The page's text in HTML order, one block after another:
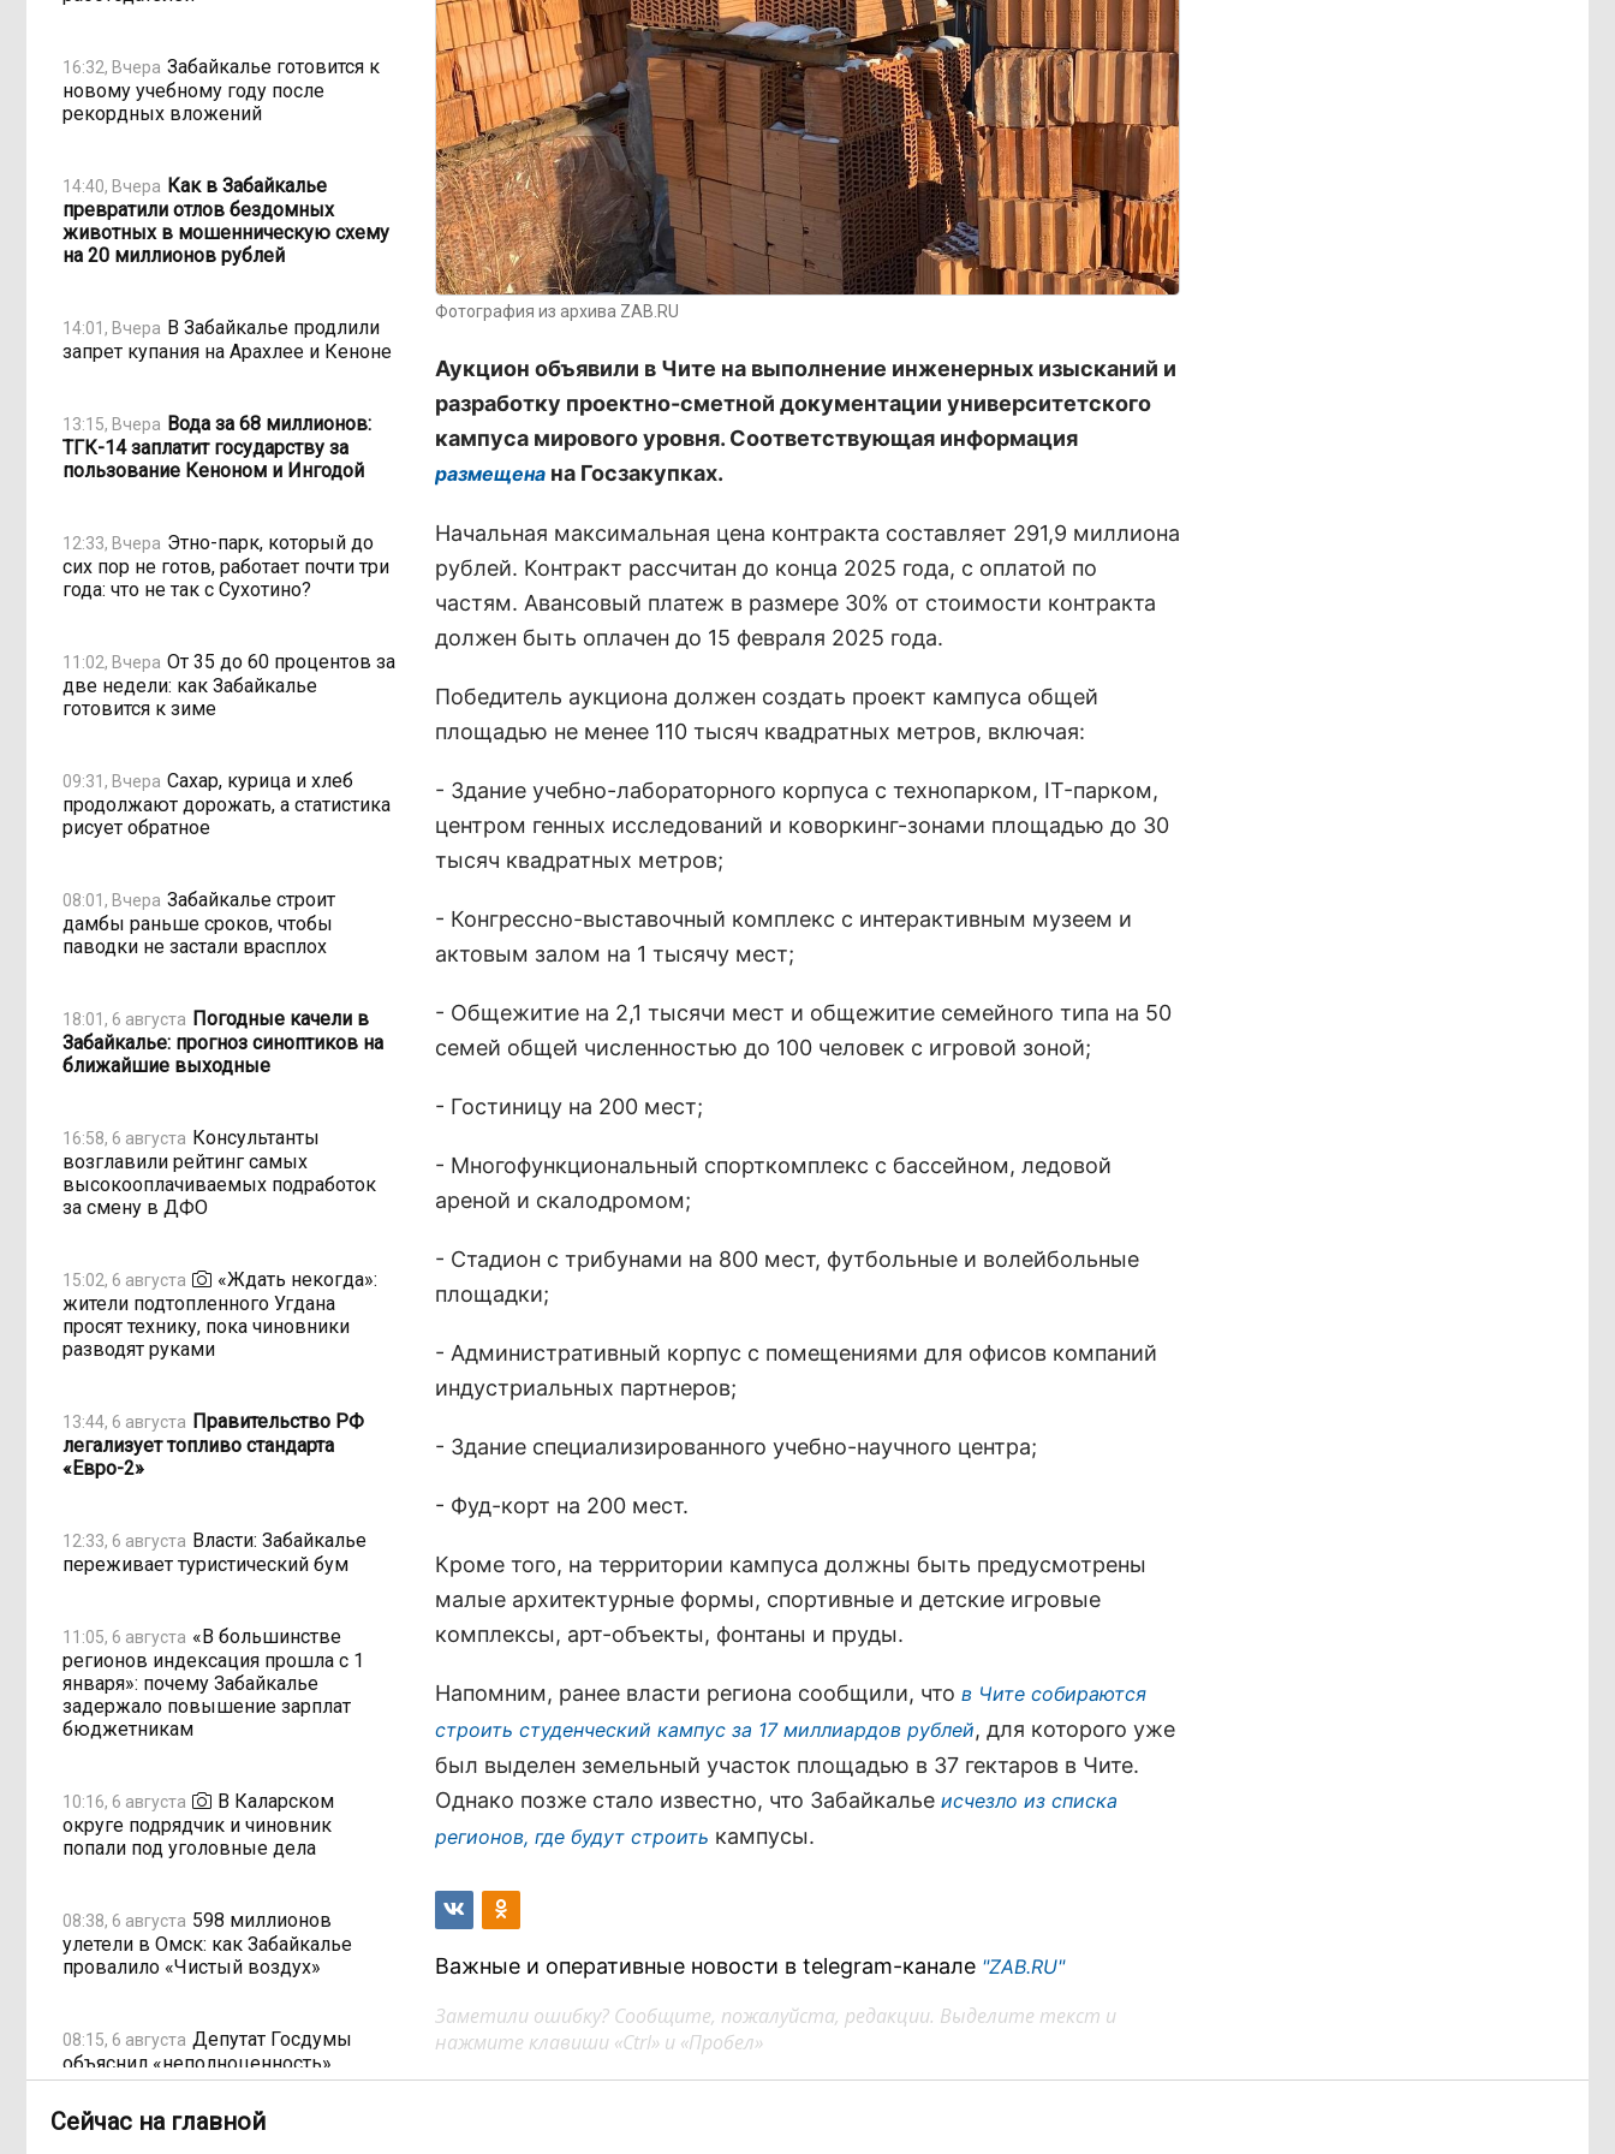
16:32, Вчера Забайкалье готовится к
новому учебному году после
рекордных вложений
14:40, Вчера Как в Забайкалье
превратили отлов бездомных
животных в мошенническую схему
на 20 миллионов рублей
14:01, Вчера В Забайкалье продлили
запрет купания на Арахлее и Кеноне
13:15, Вчера Вода за 68 миллионов:
ТГК-14 заплатит государству за
пользование Кеноном и Ингодой
12:33, Вчера Этно-парк, который до
сих пор не готов, работает почти три
года: что не так с Сухотино?
11:02, Вчера От 35 до 60 процентов за
две недели: как Забайкалье
готовится к зиме
09:31, Вчера Сахар, курица и хлеб
продолжают дорожать, а статистика
рисует обратное
08:01, Вчера Забайкалье строит
дамбы раньше сроков, чтобы
паводки не застали врасплох
18:01, 6 августа Погодные качели в
Забайкалье: прогноз синоптиков на
ближайшие выходные
16:58, 6 августа Консультанты
возглавили рейтинг самых
высокооплачиваемых подработок
за смену в ДФО
15:02, 6 августа
«Ждать некогда»:
жители подтопленного Угдана
просят технику, пока чиновники
разводят руками
13:44, 6 августа Правительство РФ
легализует топливо стандарта
«Евро-2»
12:33, 6 августа Власти: Забайкалье
переживает туристический бум
11:05, 6 августа «В большинстве
регионов индексация прошла с 1
января»: почему Забайкалье
задержало повышение зарплат
бюджетникам
10:16, 6 августа
В Каларском
округе подрядчик и чиновник
попали под уголовные дела
08:38, 6 августа 598 миллионов
улетели в Омск: как Забайкалье
провалило «Чистый воздух»
08:15, 6 августа Депутат Госдумы
объяснил «неполноценность»
женщин библейским сюжетом
Фотография из архива ZAB.RU
Аукцион объявили в Чите на выполнение инженерных изысканий и
разработку проектно-сметной документации университетского
кампуса мирового уровня. Соответствующая информация
размещена на Госзакупках.
Начальная максимальная цена контракта составляет 291,9 миллиона
рублей. Контракт рассчитан до конца 2025 года, с оплатой по
частям. Авансовый платеж в размере 30% от стоимости контракта
должен быть оплачен до 15 февраля 2025 года.
Победитель аукциона должен создать проект кампуса общей
площадью не менее 110 тысяч квадратных метров, включая:
- Здание учебно-лабораторного корпуса с технопарком, IT-парком,
центром генных исследований и коворкинг-зонами площадью до 30
тысяч квадратных метров;
- Конгрессно-выставочный комплекс с интерактивным музеем и
актовым залом на 1 тысячу мест;
- Общежитие на 2,1 тысячи мест и общежитие семейного типа на 50
семей общей численностью до 100 человек с игровой зоной;
- Гостиницу на 200 мест;
- Многофункциональный спорткомплекс с бассейном, ледовой
ареной и скалодромом;
- Стадион с трибунами на 800 мест, футбольные и волейбольные
площадки;
- Административный корпус с помещениями для офисов компаний
индустриальных партнеров;
- Здание специализированного учебно-научного центра;
- Фуд-корт на 200 мест.
Кроме того, на территории кампуса должны быть предусмотрены
малые архитектурные формы, спортивные и детские игровые
комплексы, арт-объекты, фонтаны и пруды.
Напомним, ранее власти региона сообщили, что в Чите собираются
строить студенческий кампус за 17 миллиардов рублей, для которого уже
был выделен земельный участок площадью в 37 гектаров в Чите.
Однако позже стало известно, что Забайкалье исчезло из списка
регионов, где будут строить кампусы.
Важные и оперативные новости в telegram-канале "ZAB.RU"
Заметили ошибку? Сообщите, пожалуйста, редакции. Выделите текст и
нажмите клавиши «Ctrl» и «Пробел»
Сейчас на главной